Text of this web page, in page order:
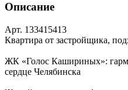
Описание
Арт. 133415413
Квартира от застройщика,
ЖК «Голос Кашириных»:
сердце Челябинска